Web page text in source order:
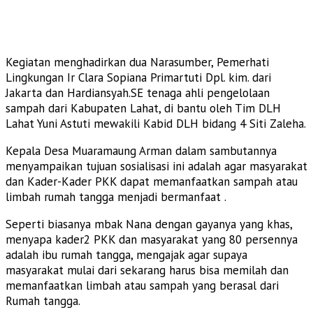
Kegiatan menghadirkan dua Narasumber, Pemerhati
Lingkungan Ir Clara Sopiana Primartuti Dpl. kim. dari
Jakarta dan Hardiansyah.SE tenaga ahli pengelolaan
sampah dari Kabupaten Lahat, di bantu oleh Tim DLH
Lahat Yuni Astuti mewakili Kabid DLH bidang 4 Siti Zaleha.
Kepala Desa Muaramaung Arman dalam sambutannya
menyampaikan tujuan sosialisasi ini adalah agar masyarakat
dan Kader-Kader PKK dapat memanfaatkan sampah atau
limbah rumah tangga menjadi bermanfaat .
Seperti biasanya mbak Nana dengan gayanya yang khas,
menyapa kader2 PKK dan masyarakat yang 80 persennya
adalah ibu rumah tangga, mengajak agar supaya
masyarakat mulai dari sekarang harus bisa memilah dan
memanfaatkan limbah atau sampah yang berasal dari
Rumah tangga.